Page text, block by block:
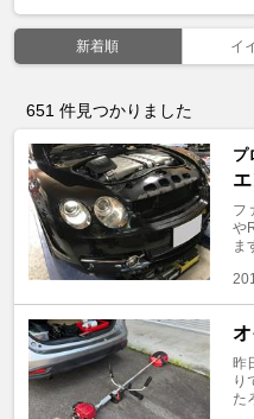
新着順 イ
651 件見つかりました
プ
フ
や
ま
昨
り
た